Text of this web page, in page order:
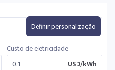
Definir personalização
Custo de eletricidade
USD/kWh